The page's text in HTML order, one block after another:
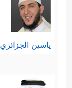
ياسين الجزائري